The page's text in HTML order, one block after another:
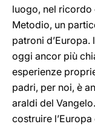
luogo, nel ricordo
Metodio, un
patroni
oggi ancor più
esperienze
padri, per noi, è
araldi del
costruire